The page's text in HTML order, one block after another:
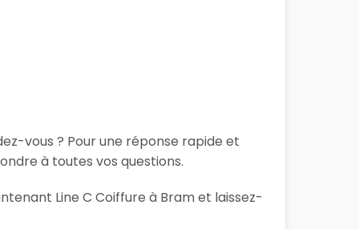
vous ? Pour une réponse rapide et
à toutes vos questions.
Line C Coiffure à Bram et laissez-